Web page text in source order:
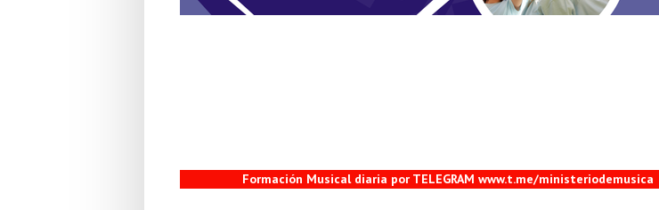
Formación Musical diaria por TELEGRAM www.t.me/ministeriodemusica